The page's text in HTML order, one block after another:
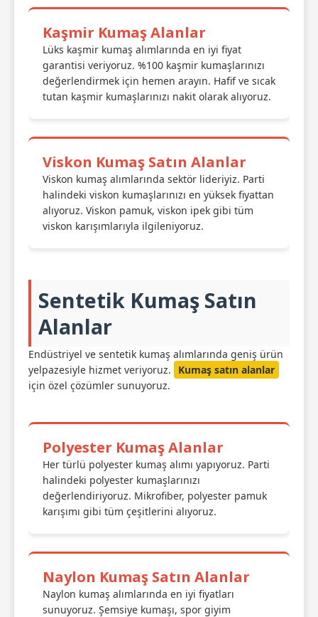
Kaşmir Kumaş Alanlar
Lüks kaşmir kumaş alımlarında en iyi fiyat
garantisi veriyoruz. %100 kaşmir kumaşlarınızı
değerlendirmek için hemen arayın. Hafif ve sıcak
tutan kaşmir kumaşlarınızı nakit olarak alıyoruz.
Viskon Kumaş Satın Alanlar
Viskon kumaş alımlarında sektör lideriyiz. Parti
halindeki viskon kumaşlarınızı en yüksek fiyattan
alıyoruz. Viskon pamuk, viskon ipek gibi tüm
viskon karışımlarıyla ilgileniyoruz.
Sentetik Kumaş Satın
Alanlar
Endüstriyel ve sentetik kumaş alımlarında geniş ürün
yelpazesiyle hizmet veriyoruz.
Kumaş satın alanlar
için özel çözümler sunuyoruz.
Polyester Kumaş Alanlar
Her türlü polyester kumaş alımı yapıyoruz. Parti
halindeki polyester kumaşlarınızı
değerlendiriyoruz. Mikrofiber, polyester pamuk
karışımı gibi tüm çeşitlerini alıyoruz.
Naylon Kumaş Satın Alanlar
Naylon kumaş alımlarında en iyi fiyatları
sunuyoruz. Şemsiye kumaşı, spor giyim